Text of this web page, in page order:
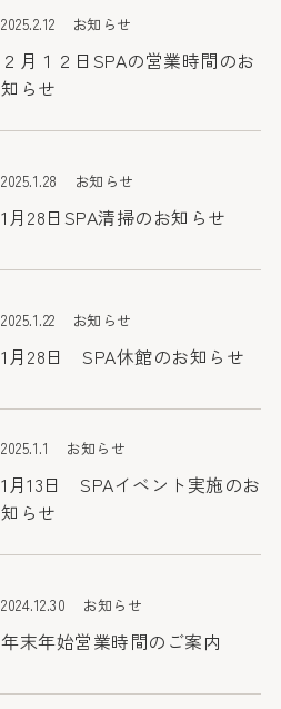
2025.2.12 お知らせ
２月１２日SPAの営業時間のお
知らせ
2025.1.28 お知らせ
1月28日SPA清掃のお知らせ
2025.1.22 お知らせ
1月28日 SPA休館のお知らせ
2025.1.1 お知らせ
1月13日 SPAイベント実施のお
知らせ
2024.12.30 お知らせ
年末年始営業時間のご案内